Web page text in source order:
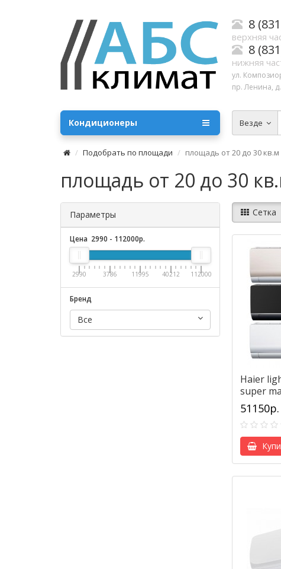
8
верхняя
8
нижняя
ул.
пр. Ленина,
Везде
Кондиционеры
Подобрать по площади площадь от 20 до 30 кв.м
площадь от 20 до 30
Параметры
Цена 2990 - 112000р.
2990 3786 11995 40212 112000
Бренд
Все
Сетка
Haier
super
/
51150р.